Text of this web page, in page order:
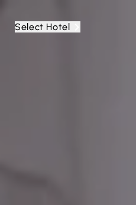
Select Hotel